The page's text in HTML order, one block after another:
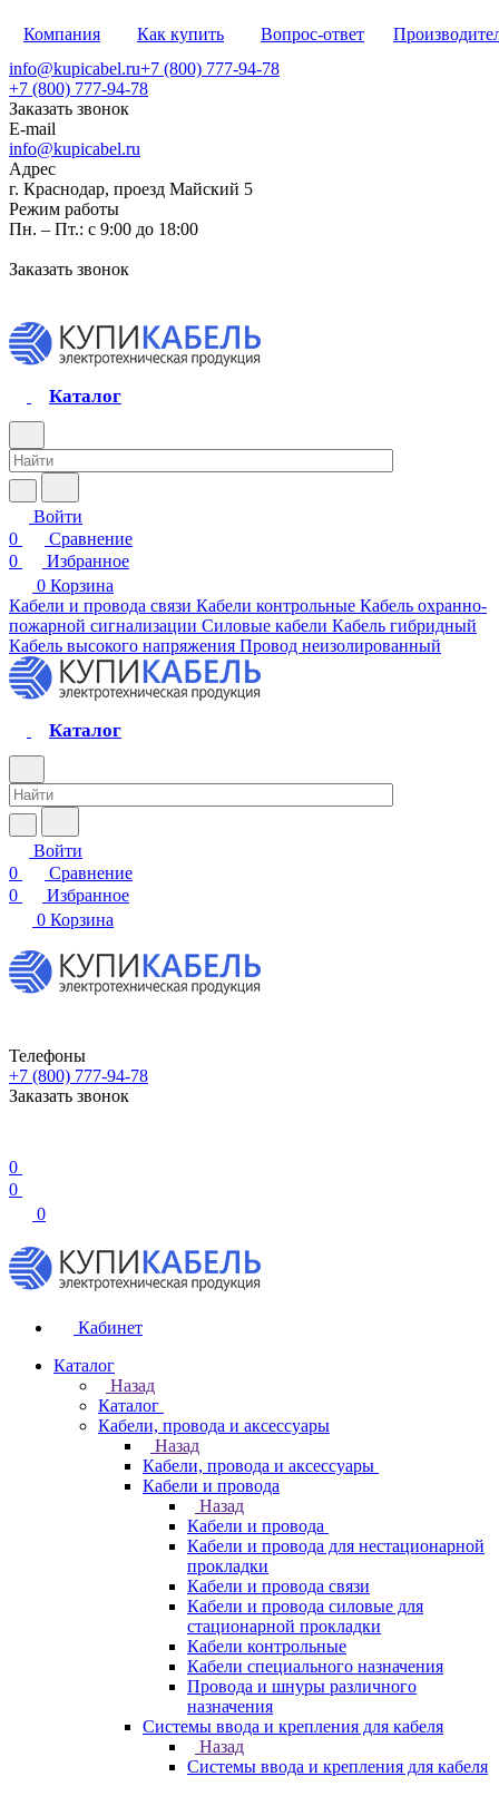
Компания Как купить Вопрос-ответ
info@kupicabel.ru+7 (800) 777-94-78
+7 (800) 777-94-78
Заказать звонок
E-mail
info@kupicabel.ru
Адрес
г. Краснодар, проезд Майский 5
Режим работы
Пн. – Пт.: с 9:00 до 18:00
Заказать звонок
Каталог
Войти
0
Сравнение
0
Избранное
0 Корзина
Кабели и провода связи Кабели контрольные Кабель охранно-
пожарной сигнализации Силовые кабели Кабель гибридный
Кабель высокого напряжения Провод неизолированный
Каталог
Войти
0
Сравнение
0
Избранное
0 Корзина
Телефоны
+7 (800) 777-94-78
Заказать звонок
0
0
0
Кабинет
Каталог
Назад
Каталог
Кабели, провода и аксессуары
Назад
Кабели, провода и аксессуары
Кабели и провода
Назад
Кабели и провода
Кабели и провода для нестационарной
прокладки
Кабели и провода связи
Кабели и провода силовые для
стационарной прокладки
Кабели контрольные
Кабели специального назначения
Провода и шнуры различного
назначения
Системы ввода и крепления для кабеля
Назад
Системы ввода и крепления для кабеля